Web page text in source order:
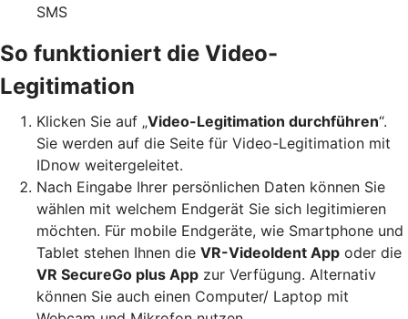
SMS
So funktioniert die Video-
Legitimation
Klicken Sie auf „Video-Legitimation durchführen“.
Sie werden auf die Seite für Video-Legitimation mit
IDnow weitergeleitet.
Nach Eingabe Ihrer persönlichen Daten können Sie
wählen mit welchem Endgerät Sie sich legitimieren
möchten. Für mobile Endgeräte, wie Smartphone und
Tablet stehen Ihnen die VR-VideoIdent App oder die
VR SecureGo plus App zur Verfügung. Alternativ
können Sie auch einen Computer/ Laptop mit